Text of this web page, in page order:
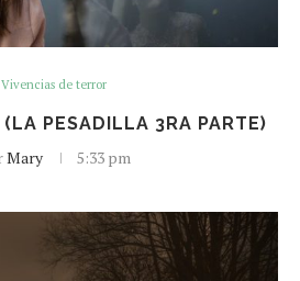
Vivencias de terror
PESADILLA 3RA PARTE)
Mary 5:33 pm